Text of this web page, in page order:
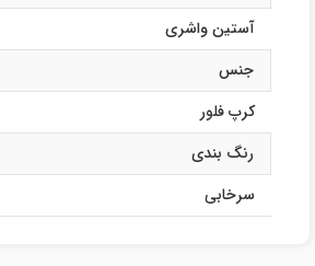
آستین واشری
جنس
کرپ فلور
رنگ بندی
سرخابی